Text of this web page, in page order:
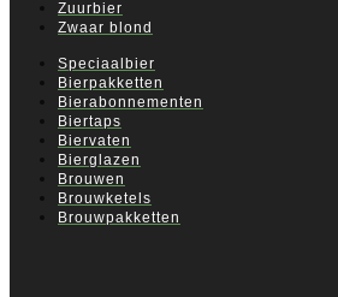
Zuurbier
Zwaar blond
Speciaalbier
Bierpakketten
Bierabonnementen
Biertaps
Biervaten
Bierglazen
Brouwen
Brouwketels
Brouwpakketten